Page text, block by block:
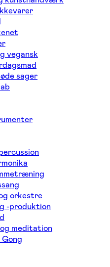
vegansk
sager
orkestre
-produktion
meditation